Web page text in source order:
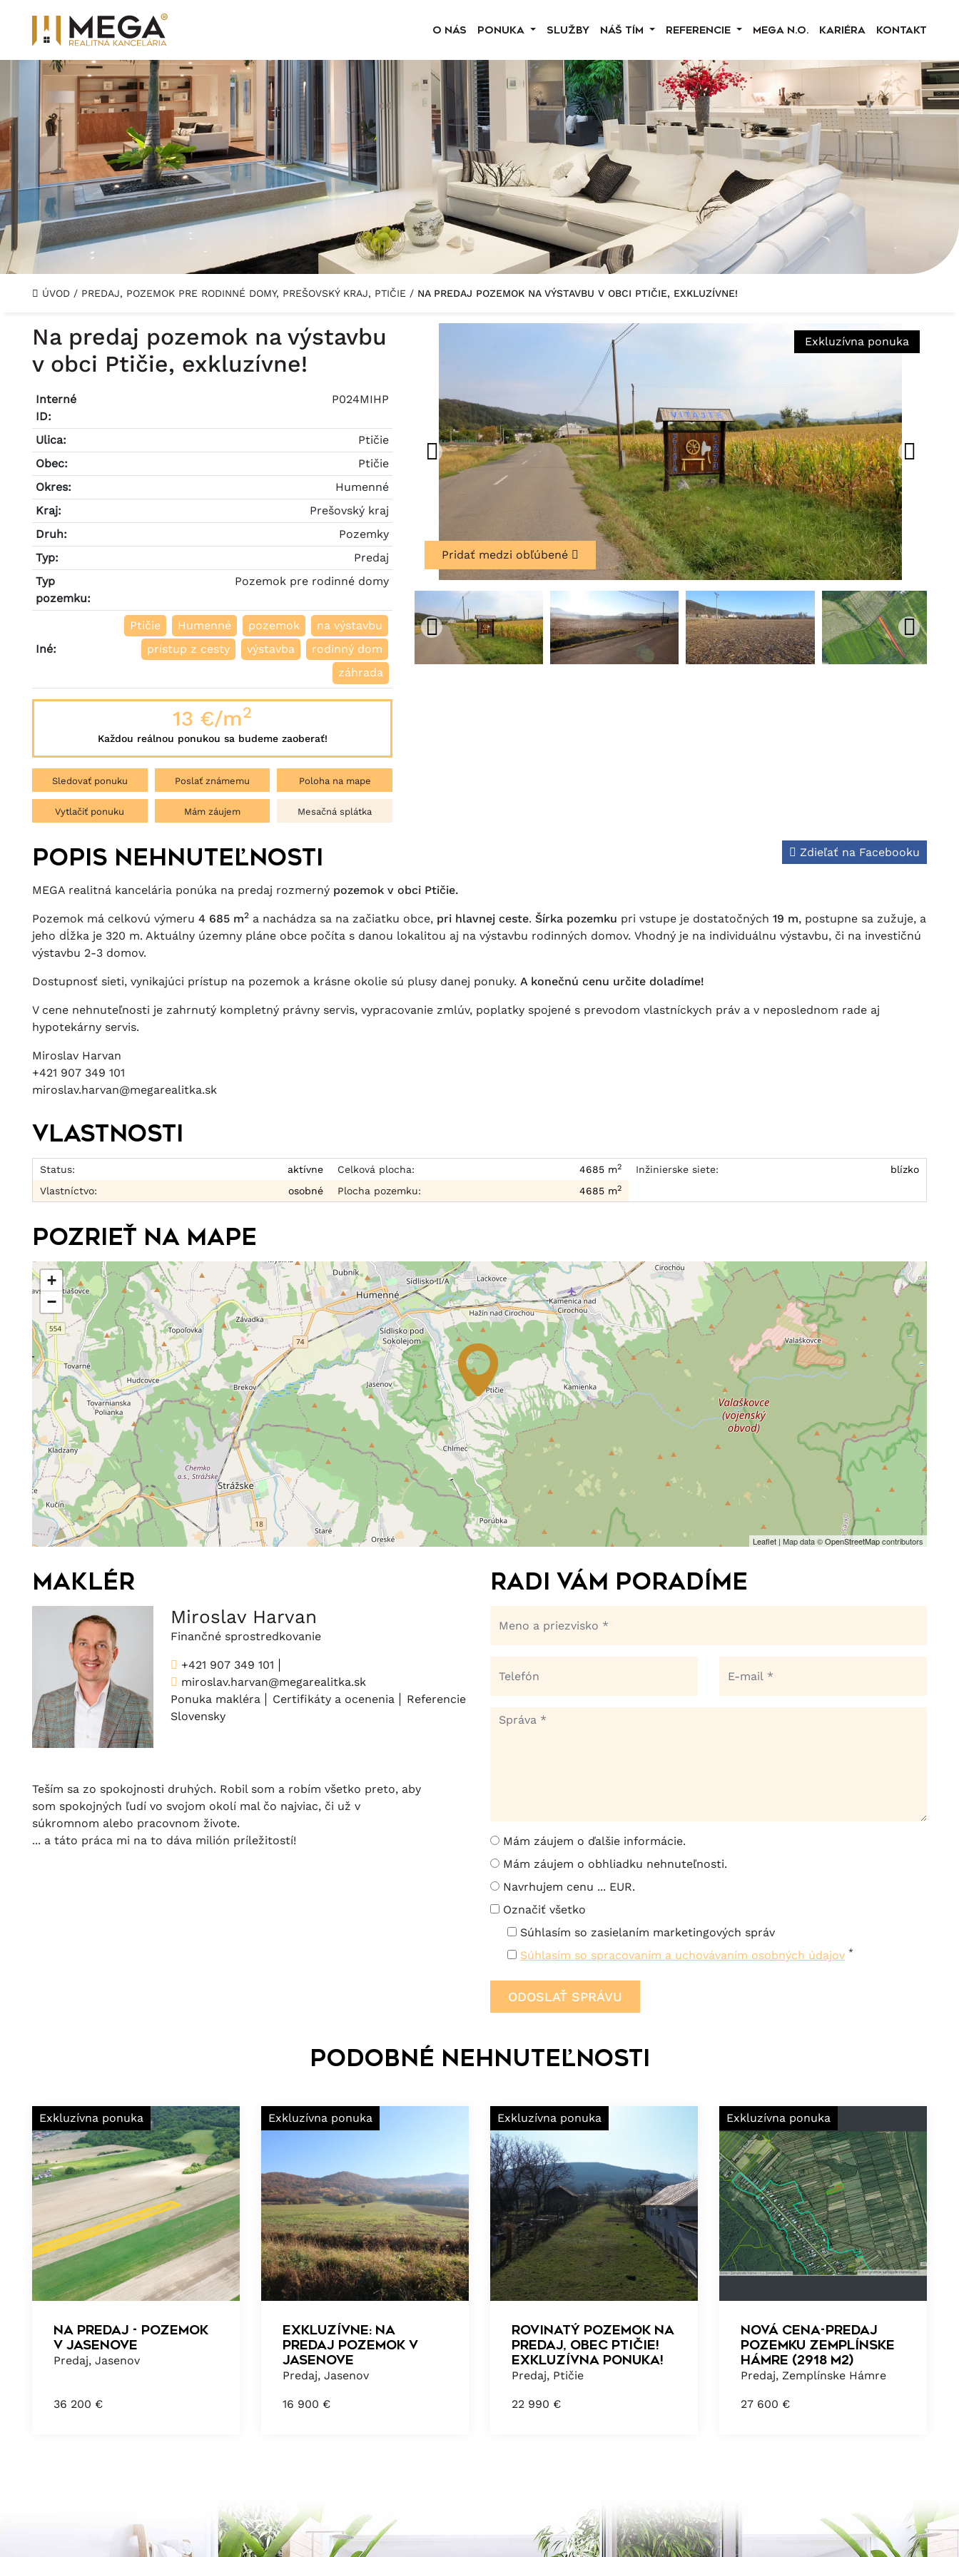
O NÁS PONUKA SLUŽBY NÁŠ TÍM REFERENCIE MEGA N.O. KARIÉRA KONTAKT
ÚVOD / PREDAJ, POZEMOK PRE RODINNÉ DOMY, PREŠOVSKÝ KRAJ, PTIČIE / NA PREDAJ POZEMOK NA VÝSTAVBU V OBCI PTIČIE, EXKLUZÍVNE!
Na predaj pozemok na výstavbu
v obci Ptičie, exkluzívne!
Interné
ID:
P024MIHP
Ulica:
Ptičie
Obec:
Ptičie
Okres:
Humenné
Kraj:
Prešovský kraj
Druh:
Pozemky
Typ:
Predaj
Typ
pozemku:
Pozemok pre rodinné domy
Iné:
Ptičie Humenné pozemok
na výstavbu
prístup z cesty
výstavba
rodinný dom
záhrada
13 €/m2
Každou reálnou ponukou sa budeme zaoberať!
Sledovať ponuku Poslať známemu Poloha na mape
Vytlačiť ponuku Mám záujem Mesačná splátka
Exkluzívna ponuka
Pridať medzi obľúbené
Popis nehnuteľnosti Zdieľať na Facebooku
MEGA realitná kancelária ponúka na predaj rozmerný pozemok v obci Ptičie.
Pozemok má celkovú výmeru 4 685 m2 a nachádza sa na začiatku obce, pri hlavnej ceste. Šírka pozemku pri vstupe je dostatočných 19 m, postupne sa zužuje, a
jeho dĺžka je 320 m. Aktuálny územny pláne obce počíta s danou lokalitou aj na výstavbu rodinných domov. Vhodný je na individuálnu výstavbu, či na investičnú
výstavbu 2-3 domov.
Dostupnosť sieti, vynikajúci prístup na pozemok a krásne okolie sú plusy danej ponuky. A konečnú cenu určite doladíme!
V cene nehnuteľnosti je zahrnutý kompletný právny servis, vypracovanie zmlúv, poplatky spojené s prevodom vlastníckych práv a v neposlednom rade aj
hypotekárny servis.
Miroslav Harvan
+421 907 349 101
miroslav.harvan@megarealitka.sk
Vlastnosti
Status:
aktívne
Vlastníctvo:
osobné
Celková plocha: 4685 m2
Plocha pozemku: 4685 m2
Inžinierske siete: blízko
Pozrieť na mape
+
−
Leaflet | Map data ©OpenStreetMapcontributors
Maklér
Miroslav Harvan
Finančné sprostredkovanie
+421 907 349 101
miroslav.harvan@megarealitka.sk
Ponuka makléra
Certifikáty a ocenenia
Referencie
Slovensky
Teším sa zo spokojnosti druhých. Robil som a robím všetko preto, aby
som spokojných ľudí vo svojom okolí mal čo najviac, či už v
súkromnom alebo pracovnom živote.
... a táto práca mi na to dáva milión príležitostí!
Radi Vám poradíme
Mám záujem o ďalšie informácie.
Mám záujem o obhliadku nehnuteľnosti.
Navrhujem cenu ... EUR.
Označiť všetko
Súhlasím so zasielaním marketingových správ
Súhlasím so spracovaním a uchovávaním osobných údajov *
Podobné nehnuteľnosti
Exkluzívna ponuka
Na predaj - pozemok
v Jasenove
Predaj, Jasenov
36 200 €
Exkluzívna ponuka
Exkluzívne: Na
predaj pozemok v
Jasenove
Predaj, Jasenov
16 900 €
Exkluzívna ponuka
Rovinatý pozemok na
predaj, obec Ptičie!
Exkluzívna ponuka!
Predaj, Ptičie
22 990 €
Exkluzívna ponuka
NOVÁ CENA-PREDAJ
POZEMKU Zemplínske
Hámre (2918 m2)
Predaj, Zemplínske Hámre
27 600 €